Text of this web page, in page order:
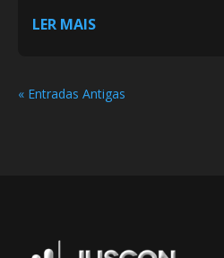
LER MAIS
« Entradas Antigas